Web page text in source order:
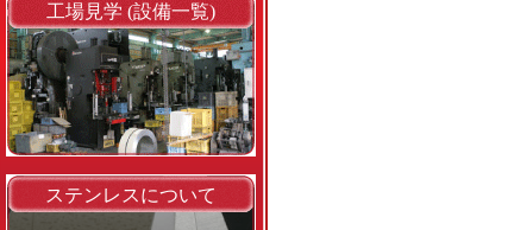
工場見学 (設備一覧)
ステンレスについて